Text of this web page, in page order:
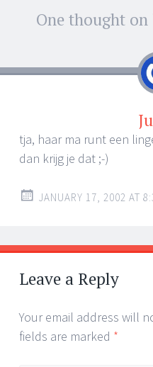
Post
navigation
One thought on
tja, haar ma runt een
dan krijg je dat ;-)
JANUARY 17, 2002 AT
Leave a Reply
Your email address will
fields are marked *